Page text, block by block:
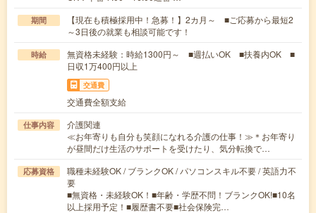
期間
【現在も積極採用中！急募！】2カ月～ ■ご応募から最短2
～3日後の就業も相談可能です！
時給
無資格未経験：時給1300円～ ■週払いOK ■扶養内OK ■
日収1万400円以上
交通費
交通費全額支給
仕事内容
介護関連
≪お年寄りも自分も笑顔になれる介護の仕事！≫＊お年寄り
が昼間だけ生活のサポートを受けたり、気分転換で…
応募資格
職種未経験OK / ブランクOK / パソコンスキル不要 / 英語力不
要
■無資格・未経験OK！■年齢・学歴不問！ブランクOK!■10名
以上採用予定！■履歴書不要■社会保険完…